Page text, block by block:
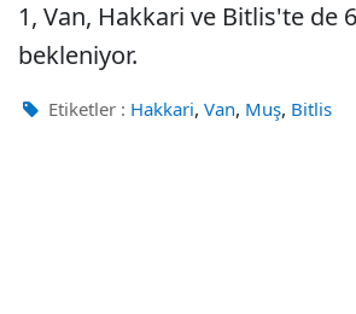
1, Van, Hakkari ve Bitlis'te de
bekleniyor.
Etiketler : Hakkari, Van, Muş, Bitlis